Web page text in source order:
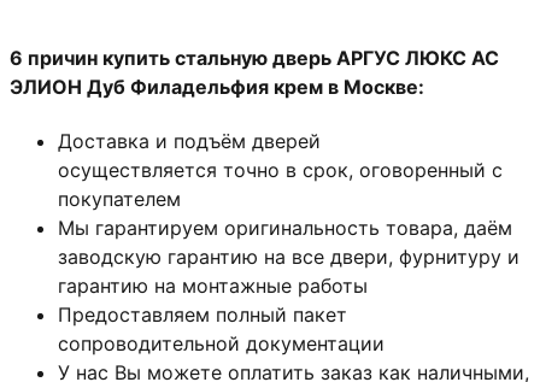
6 причин купить стальную дверь АРГУС ЛЮКС АС
ЭЛИОН Дуб Филадельфия крем в Москве:
Доставка и подъём дверей
осуществляется точно в срок, оговоренный с
покупателем
Мы гарантируем оригинальность товара, даём
заводскую гарантию на все двери, фурнитуру и
гарантию на монтажные работы
Предоставляем полный пакет
сопроводительной документации
У нас Вы можете оплатить заказ как наличными,